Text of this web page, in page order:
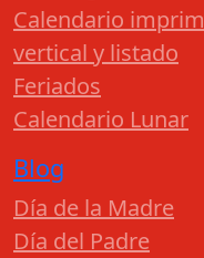
Calendario
vertical y listado
Feriados
Calendario Lunar
Blog
Día de la Madre
Día del Padre